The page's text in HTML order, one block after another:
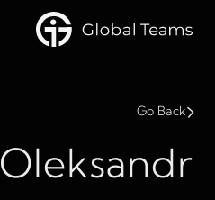
Go Back
Oleksandr